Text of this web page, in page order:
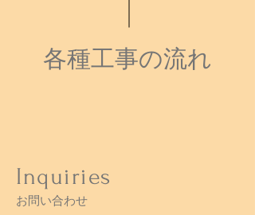
各種工事の流れ
Inquiries
お問い合わせ